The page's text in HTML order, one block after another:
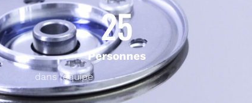
Personnes
25
dans l’équipe